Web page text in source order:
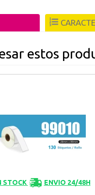
estos
STOCK ENVIO 24/48H